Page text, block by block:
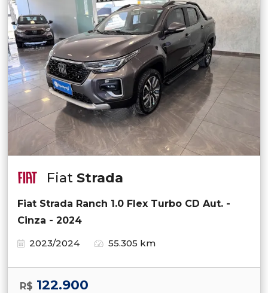
Fiat Strada
Fiat Strada Ranch 1.0 Flex Turbo CD Aut. -
Cinza - 2024
2023/2024
55.305 km
R$ 122.900